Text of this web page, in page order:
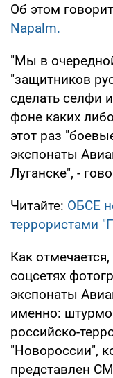
Об этом
Napalm.
"Мы в
"защитников
сделать селфи
фоне каких
этот раз
экспонаты
Луганске", -
Читайте: ОБСЕ
террористами
Как
соцсетях
экспонаты
именно:
российско-
"Новороссии",
представлен